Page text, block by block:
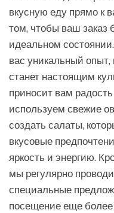
вкусную еду прямо к
том, чтобы ваш заказ
идеальном
вас уникальный опыт,
станет настоящим
приносит вам
используем свежие
создать салаты,
вкусовые
яркость и энергию.
мы регулярно
специальные
посещение еще